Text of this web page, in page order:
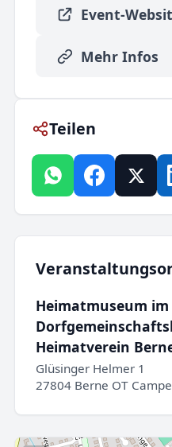
Event-
Mehr Infos
Teilen
Heimatmuseum im
Heimatverein
Glüsinger Helmer 1
27804 Berne OT Campe